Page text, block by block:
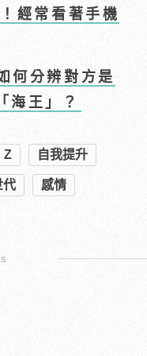
經常看著手機
何分辨對方是
海王」？
Z 自我提升
代 感情